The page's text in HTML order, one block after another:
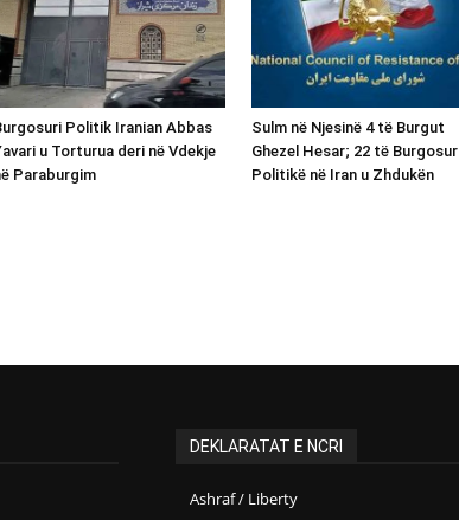
Politik Iranian Abbas
u Torturua deri në Vdekje
Paraburgim
Sulm në Njesinë 4 të Burgut
Ghezel Hesar; 22 të Burgosur
Politikë në Iran u Zhdukën
DEKLARATAT E NCRI
Ashraf / Liberty